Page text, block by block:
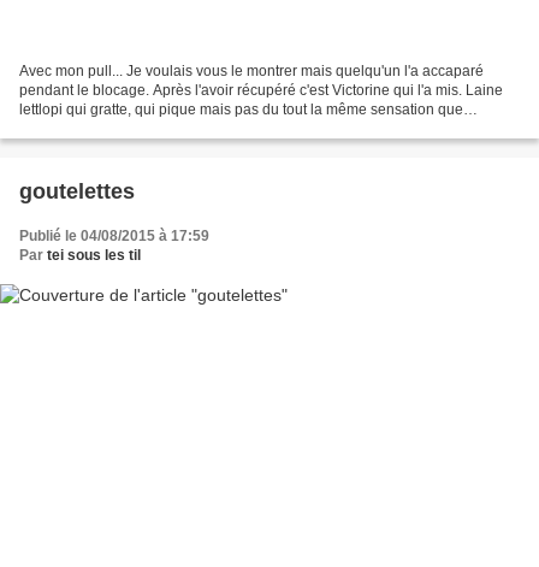
Avec mon pull... Je voulais vous le montrer mais quelqu'un l'a accaparé
pendant le blocage. Après l'avoir récupéré c'est Victorine qui l'a mis. Laine
lettlopi qui gratte, qui pique mais pas du tout la même sensation que
goutelettes
Publié le 04/08/2015 à 17:59
Par tei sous les til